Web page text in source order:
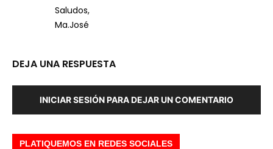
Saludos,
Ma.José
DEJA UNA RESPUESTA
INICIAR SESIÓN PARA DEJAR UN COMENTARIO
PLATIQUEMOS EN REDES SOCIALES